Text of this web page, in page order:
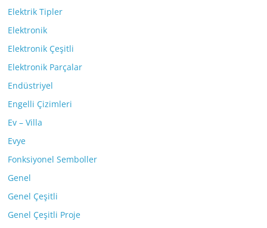
Elektrik Tipler
Elektronik
Elektronik Çeşitli
Elektronik Parçalar
Endüstriyel
Engelli Çizimleri
Ev – Villa
Evye
Fonksiyonel Semboller
Genel
Genel Çeşitli
Genel Çeşitli Proje